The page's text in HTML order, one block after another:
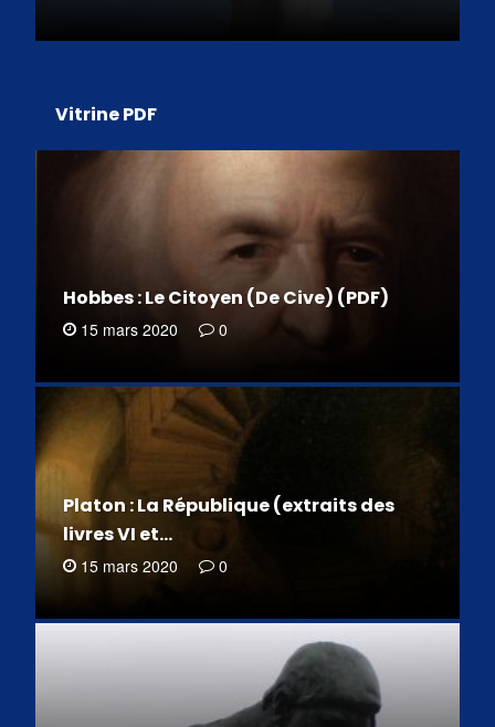
Vitrine PDF
Hobbes : Le Citoyen (De Cive) (PDF)
15 mars 2020 0
Platon : La République (extraits des
livres VI et…
15 mars 2020 0